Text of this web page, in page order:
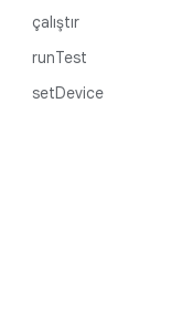
çalıştır
runTest
setDevice